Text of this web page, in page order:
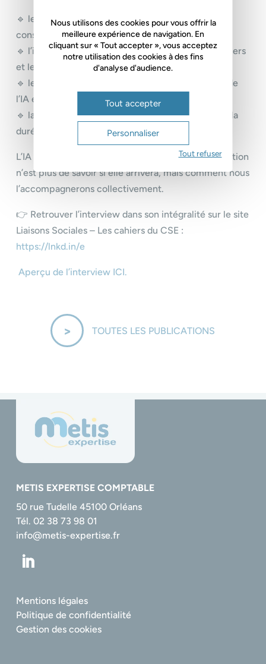
🔹 les leviers dont disposent les CSE pour être
consultés sur les projets d’IA ;
🔹 l’importance d’anticiper les impacts sur les métiers
et les compétences ;
🔹 le rôle de l’expertise pour objectiver les effets de
l’IA et éclairer le dialogue social ;
🔹 la nécessité de suivre ces transformations dans la
durée, plutôt que de les subir.
L’IA est déjà présente dans les entreprises. La question
n’est plus de savoir si elle arrivera, mais comment nous
l’accompagnerons collectivement.
👉 Retrouver l’interview dans son intégralité sur le site
Liaisons Sociales – Les cahiers du CSE :
https://lnkd.in/e
Aperçu de l’interview ICI.
TOUTES LES PUBLICATIONS
METIS EXPERTISE COMPTABLE
50 rue Tudelle 45100 Orléans
Tél. 02 38 73 98 01
info@metis-expertise.fr
Mentions légales
Politique de confidentialité
Gestion des cookies
Nous utilisons des cookies pour vous offrir la
meilleure expérience de navigation. En
cliquant sur « Tout accepter », vous acceptez
notre utilisation des cookies à des fins
d'analyse d'audience.
Tout accepter
Tout refuser
Personnaliser